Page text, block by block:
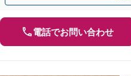
電話でお問い合わせ